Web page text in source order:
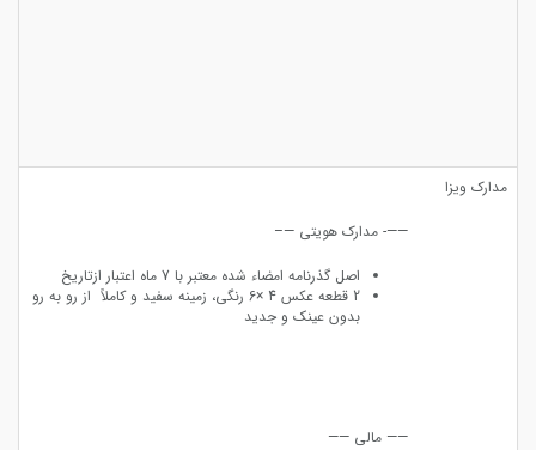
مدارک ویزا
——- مدارک هویتی —–
اﺻﻞ ﮔﺬرﻧﺎﻣﻪ اﻣﻀﺎء ﺷﺪه ﻣﻌﺘﺒﺮ ﺑﺎ 7 ﻣﺎه اﻋﺘﺒﺎر ازﺗﺎرﯾﺦ
2 ﻗﻄﻌﻪ ﻋﮑﺲ 4 ×6 رﻧﮕﯽ، زﻣﯿﻨﻪ ﺳﻔﯿﺪ و ﮐﺎﻣﻼً از رو ﺑﻪ رو
ﺑﺪون ﻋﯿﻨﮏ و ﺟﺪﯾﺪ
—— مالی ——